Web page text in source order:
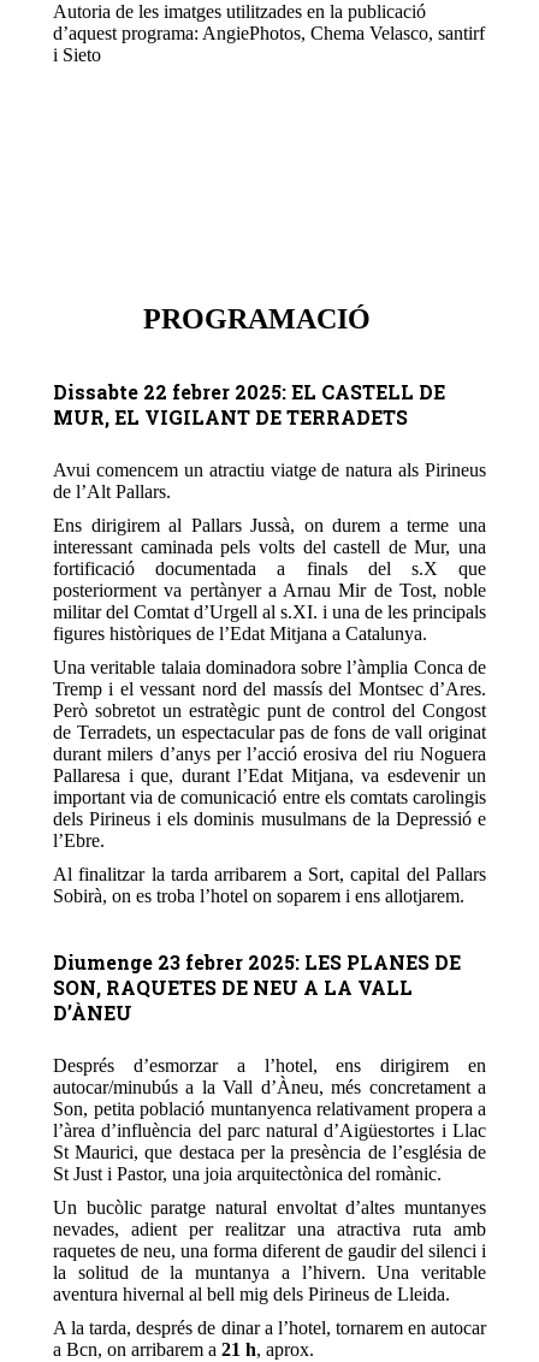
Autoria de les imatges utilitzades en la publicació
d’aquest programa: AngiePhotos, Chema Velasco, santirf
i Sieto
PROGRAMACIÓ
Dissabte 22 febrer 2025: EL CASTELL DE
MUR, EL VIGILANT DE TERRADETS
Avui comencem un atractiu viatge de natura als Pirineus
de l’Alt Pallars.
Ens dirigirem al Pallars Jussà, on durem a terme una
interessant caminada pels volts del castell de Mur, una
fortificació documentada a finals del s.X que
posteriorment va pertànyer a Arnau Mir de Tost, noble
militar del Comtat d’Urgell al s.XI. i una de les principals
figures històriques de l’Edat Mitjana a Catalunya.
Una veritable talaia dominadora sobre l’àmplia Conca de
Tremp i el vessant nord del massís del Montsec d’Ares.
Però sobretot un estratègic punt de control del Congost
de Terradets, un espectacular pas de fons de vall originat
durant milers d’anys per l’acció erosiva del riu Noguera
Pallaresa i que, durant l’Edat Mitjana, va esdevenir un
important via de comunicació entre els comtats carolingis
dels Pirineus i els dominis musulmans de la Depressió e
l’Ebre.
Al finalitzar la tarda arribarem a Sort, capital del Pallars
Sobirà, on es troba l’hotel on soparem i ens allotjarem.
Diumenge 23 febrer 2025: LES PLANES DE
SON, RAQUETES DE NEU A LA VALL
D’ÀNEU
Després d’esmorzar a l’hotel, ens dirigirem en
autocar/minubús a la Vall d’Àneu, més concretament a
Son, petita població muntanyenca relativament propera a
l’àrea d’influència del parc natural d’Aigüestortes i Llac
St Maurici, que destaca per la presència de l’església de
St Just i Pastor, una joia arquitectònica del romànic.
Un bucòlic paratge natural envoltat d’altes muntanyes
nevades, adient per realitzar una atractiva ruta amb
raquetes de neu, una forma diferent de gaudir del silenci i
la solitud de la muntanya a l’hivern. Una veritable
aventura hivernal al bell mig dels Pirineus de Lleida.
A la tarda, després de dinar a l’hotel, tornarem en autocar
a Bcn, on arribarem a 21 h, aprox.